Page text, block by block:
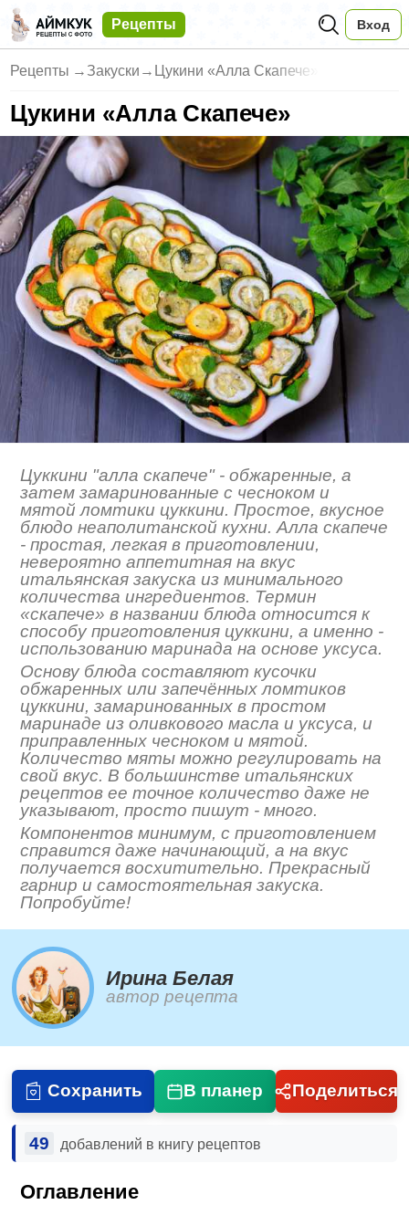
Рецепты Вход
Рецепты → Закуски → Цукини «Алла Скапече»
Цукини «Алла Скапече»
Цуккини "алла скапече" - обжаренные, а
затем замаринованные с чесноком и
мятой ломтики цуккини. Простое, вкусное
блюдо неаполитанской кухни. Алла скапече
- простая, легкая в приготовлении,
невероятно аппетитная на вкус
итальянская закуска из минимального
количества ингредиентов. Термин
«скапече» в названии блюда относится к
способу приготовления цуккини, а именно -
использованию маринада на основе уксуса.
Основу блюда составляют кусочки
обжаренных или запечённых ломтиков
цуккини, замаринованных в простом
маринаде из оливкового масла и уксуса, и
приправленных чесноком и мятой.
Количество мяты можно регулировать на
свой вкус. В большинстве итальянских
рецептов ее точное количество даже не
указывают, просто пишут - много.
Компонентов минимум, с приготовлением
справится даже начинающий, а на вкус
получается восхитительно. Прекрасный
гарнир и самостоятельная закуска.
Попробуйте!
Ирина Белая
автор рецепта
Сохранить В планер Поделиться
49 добавлений в книгу рецептов
Оглавление